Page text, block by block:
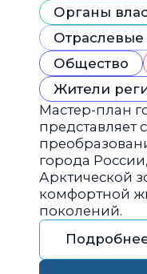
Органы
Отраслевые
Общество
Жители
Мастер-план
представляет
города
Арктической
комфортной
поколений.